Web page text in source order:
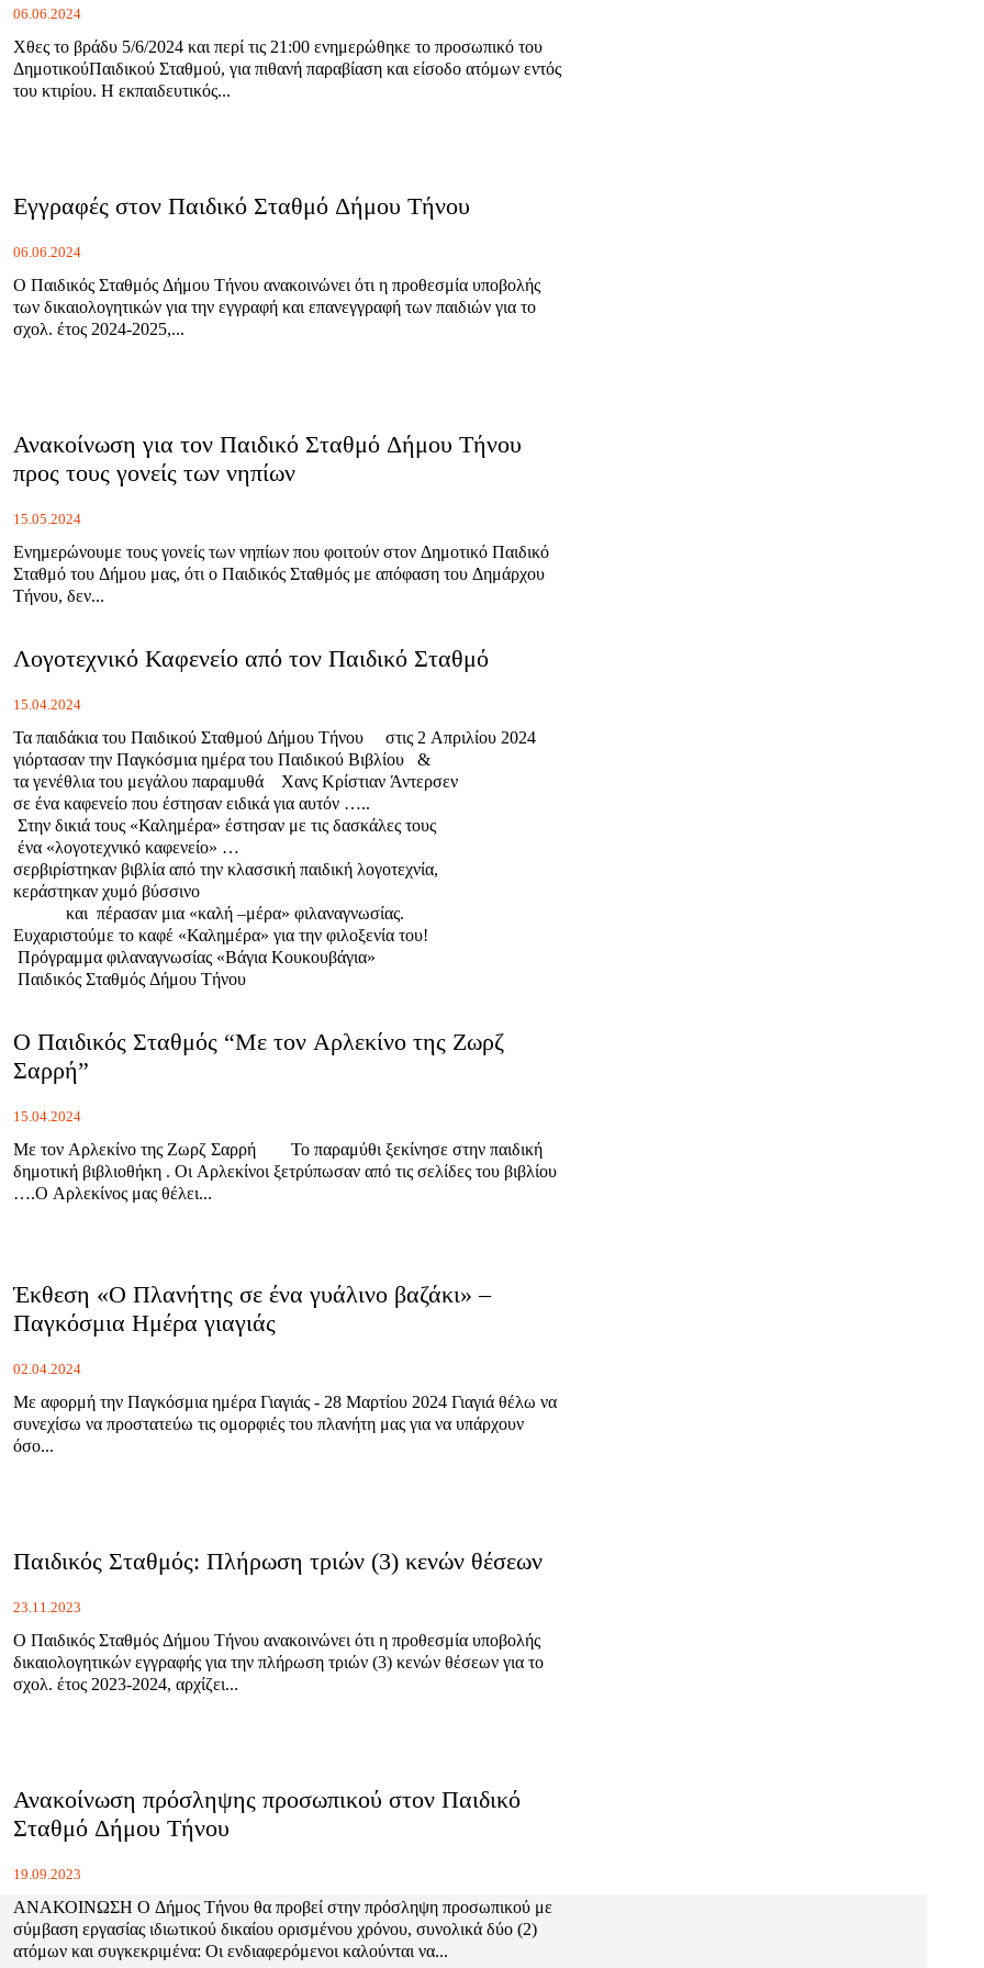
06.06.2024
Χθες το βράδυ 5/6/2024 και περί τις 21:00 ενημερώθηκε το προσωπικό του
ΔημοτικούΠαιδικού Σταθμού, για πιθανή παραβίαση και είσοδο ατόμων εντός
του κτιρίου. Η εκπαιδευτικός...
Εγγραφές στον Παιδικό Σταθμό Δήμου Τήνου
06.06.2024
Ο Παιδικός Σταθμός Δήμου Τήνου ανακοινώνει ότι η προθεσμία υποβολής
των δικαιολογητικών για την εγγραφή και επανεγγραφή των παιδιών για το
σχολ. έτος 2024-2025,...
Ανακοίνωση για τον Παιδικό Σταθμό Δήμου Τήνου
προς τους γονείς των νηπίων
15.05.2024
Ενημερώνουμε τους γονείς των νηπίων που φοιτούν στον Δημοτικό Παιδικό
Σταθμό του Δήμου μας, ότι ο Παιδικός Σταθμός με απόφαση του Δημάρχου
Τήνου, δεν...
Λογοτεχνικό Καφενείο από τον Παιδικό Σταθμό
15.04.2024
Τα παιδάκια του Παιδικού Σταθμού Δήμου Τήνου στις 2 Απριλίου 2024
γιόρτασαν την Παγκόσμια ημέρα του Παιδικού Βιβλίου &
τα γενέθλια του μεγάλου παραμυθά Χανς Κρίστιαν Άντερσεν
σε ένα καφενείο που έστησαν ειδικά για αυτόν …..
Στην δικιά τους «Καλημέρα» έστησαν με τις δασκάλες τους
ένα «λογοτεχνικό καφενείο» …
σερβιρίστηκαν βιβλία από την κλασσική παιδική λογοτεχνία,
κεράστηκαν χυμό βύσσινο
Ευχαριστούμε το καφέ «Καλημέρα» για την φιλοξενία του!
Πρόγραμμα φιλαναγνωσίας «Βάγια Κουκουβάγια»
Παιδικός Σταθμός Δήμου Τήνου
Ο Παιδικός Σταθμός “Με τον Αρλεκίνο της Ζωρζ
Σαρρή”
15.04.2024
Με τον Αρλεκίνο της Ζωρζ Σαρρή Το παραμύθι ξεκίνησε στην παιδική
δημοτική βιβλιοθήκη . Οι Αρλεκίνοι ξετρύπωσαν από τις σελίδες του βιβλίου
….Ο Αρλεκίνος μας θέλει...
Έκθεση «Ο Πλανήτης σε ένα γυάλινο βαζάκι» –
Παγκόσμια Ημέρα γιαγιάς
02.04.2024
Με αφορμή την Παγκόσμια ημέρα Γιαγιάς - 28 Μαρτίου 2024 Γιαγιά θέλω να
συνεχίσω να προστατεύω τις ομορφιές του πλανήτη μας για να υπάρχουν
όσο...
Παιδικός Σταθμός: Πλήρωση τριών (3) κενών θέσεων
23.11.2023
Ο Παιδικός Σταθμός Δήμου Τήνου ανακοινώνει ότι η προθεσμία υποβολής
δικαιολογητικών εγγραφής για την πλήρωση τριών (3) κενών θέσεων για το
σχολ. έτος 2023-2024, αρχίζει...
Ανακοίνωση πρόσληψης προσωπικού στον Παιδικό
Σταθμό Δήμου Τήνου
19.09.2023
ΑΝΑΚΟΙΝΩΣΗ Ο Δήμος Τήνου θα προβεί στην πρόσληψη προσωπικού με
σύμβαση εργασίας ιδιωτικού δικαίου ορισμένου χρόνου, συνολικά δύο (2)
ατόμων και συγκεκριμένα: Οι ενδιαφερόμενοι καλούνται να...